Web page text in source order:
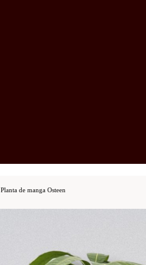
Planta de manga Osteen